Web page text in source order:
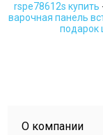
rspe78612s купить
варочная панель
подарок
О компании